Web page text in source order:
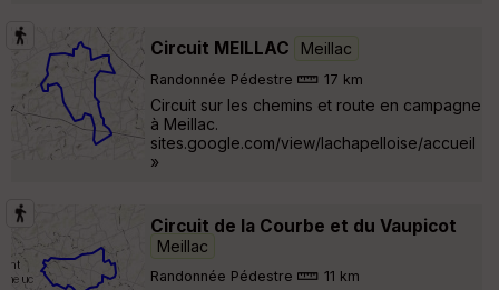
Circuit MEILLAC Meillac
Randonnée Pédestre 17 km
Circuit sur les chemins et route en campagne
à Meillac.
sites.google.com/view/lachapelloise/accueil
»
Circuit de la Courbe et du Vaupicot
Meillac
Randonnée Pédestre 11 km